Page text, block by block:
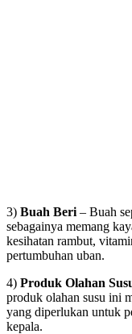
3) Buah Beri – Buah
sebagainya memang
kesihatan rambut,
pertumbuhan uban.
4) Produk Olahan
produk olahan susu ini
yang diperlukan untuk
kepala.